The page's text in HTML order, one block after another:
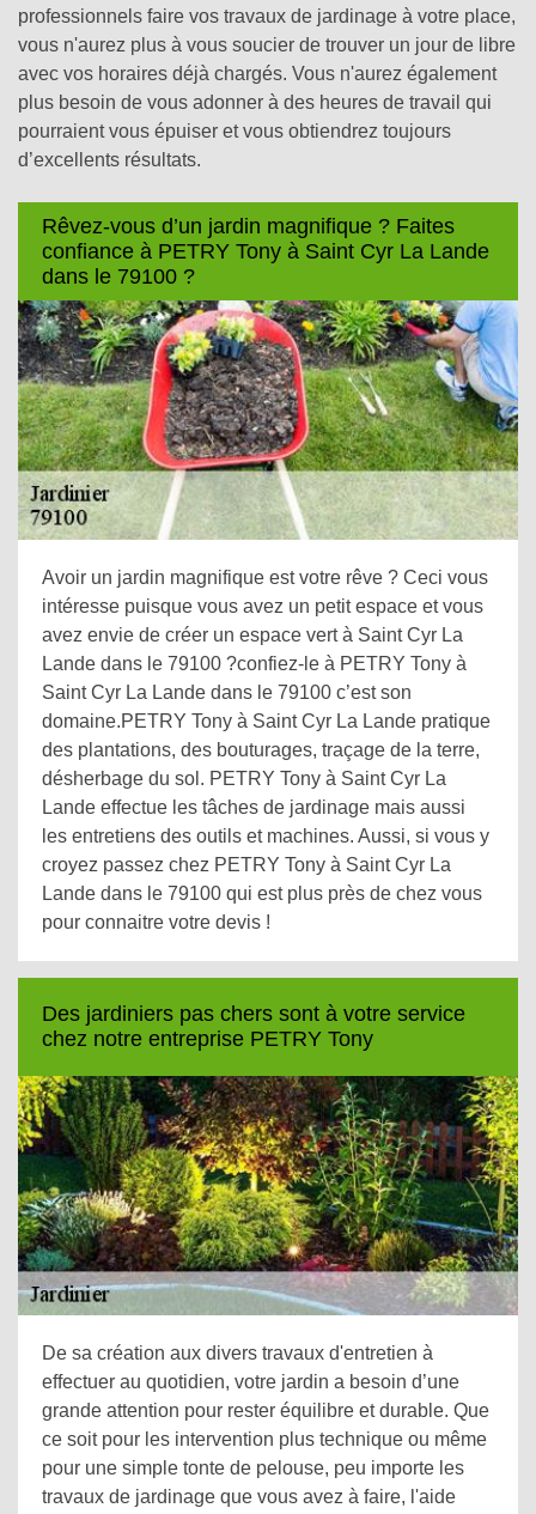
professionnels faire vos travaux de jardinage à votre place,
vous n'aurez plus à vous soucier de trouver un jour de libre
avec vos horaires déjà chargés. Vous n'aurez également
plus besoin de vous adonner à des heures de travail qui
pourraient vous épuiser et vous obtiendrez toujours
d’excellents résultats.
Rêvez-vous d’un jardin magnifique ? Faites
confiance à PETRY Tony à Saint Cyr La Lande
dans le 79100 ?
Avoir un jardin magnifique est votre rêve ? Ceci vous
intéresse puisque vous avez un petit espace et vous
avez envie de créer un espace vert à Saint Cyr La
Lande dans le 79100 ?confiez-le à PETRY Tony à
Saint Cyr La Lande dans le 79100 c’est son
domaine.PETRY Tony à Saint Cyr La Lande pratique
des plantations, des bouturages, traçage de la terre,
désherbage du sol. PETRY Tony à Saint Cyr La
Lande effectue les tâches de jardinage mais aussi
les entretiens des outils et machines. Aussi, si vous y
croyez passez chez PETRY Tony à Saint Cyr La
Lande dans le 79100 qui est plus près de chez vous
pour connaitre votre devis !
Des jardiniers pas chers sont à votre service
chez notre entreprise PETRY Tony
De sa création aux divers travaux d'entretien à
effectuer au quotidien, votre jardin a besoin d’une
grande attention pour rester équilibre et durable. Que
ce soit pour les intervention plus technique ou même
pour une simple tonte de pelouse, peu importe les
travaux de jardinage que vous avez à faire, l'aide